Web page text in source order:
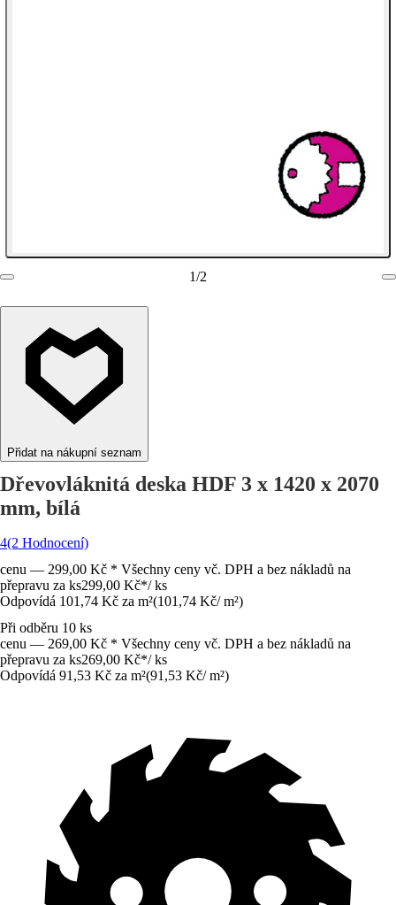
1/2
Přidat na nákupní seznam
Dřevovláknitá deska HDF 3 x 1420 x 2070
mm, bílá
4(2 Hodnocení)
cenu — 299,00 Kč * Všechny ceny vč. DPH a bez nákladů na
přepravu za ks299,00 Kč*/ ks
Odpovídá 101,74 Kč za m²(101,74 Kč/ m²)
Při odběru 10 ks
cenu — 269,00 Kč * Všechny ceny vč. DPH a bez nákladů na
přepravu za ks269,00 Kč*/ ks
Odpovídá 91,53 Kč za m²(91,53 Kč/ m²)